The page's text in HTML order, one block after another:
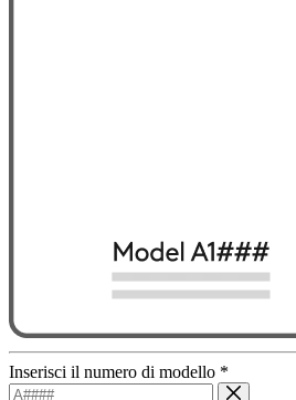
Inserisci il numero di modello *